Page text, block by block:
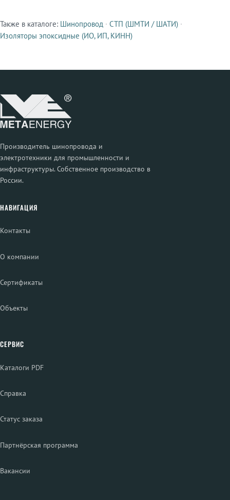
Смежные продукты
Также в каталоге: Шинопровод · СТП (ШМТИ / ШАТИ) ·
Изоляторы эпоксидные (ИО, ИП, КИНН)
Производитель шинопровода и
электротехники для промышленности и
инфраструктуры. Собственное производство в
России.
НАВИГАЦИЯ
Контакты
О компании
Сертификаты
Объекты
СЕРВИС
Каталоги PDF
Справка
Статус заказа
Партнёрская программа
Вакансии